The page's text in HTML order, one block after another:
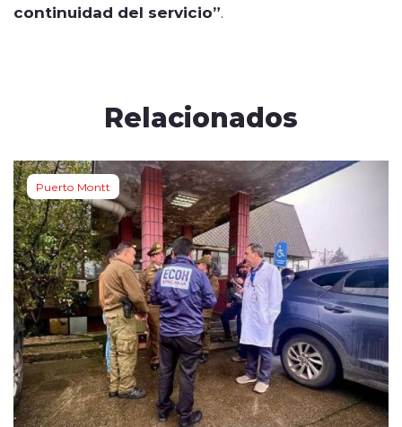
continuidad del servicio”.
Relacionados
Puerto Montt